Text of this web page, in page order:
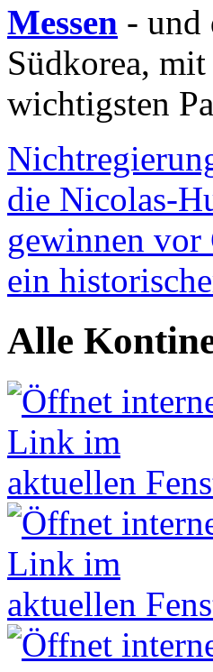
Messen - und
Südkorea,
wichtigsten
die Nicolas-
gewinnen vor
ein
Alle